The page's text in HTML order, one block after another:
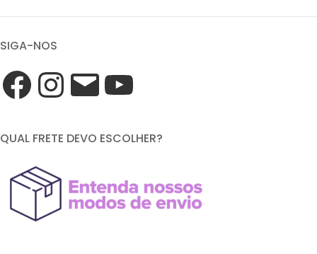
SIGA-NOS
QUAL FRETE DEVO ESCOLHER?